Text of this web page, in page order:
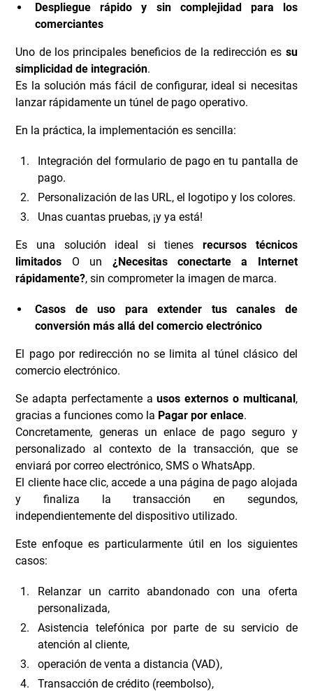
Despliegue rápido y sin complejidad para los
comerciantes
Uno de los principales beneficios de la redirección es su
simplicidad de integración.
Es la solución más fácil de configurar, ideal si necesitas
lanzar rápidamente un túnel de pago operativo.
En la práctica, la implementación es sencilla:
Integración del formulario de pago en tu pantalla de
pago.
Personalización de las URL, el logotipo y los colores.
Unas cuantas pruebas, ¡y ya está!
Es una solución ideal si tienesrecursos técnicos
limitados O un ¿Necesitas conectarte a Internet
rápidamente?, sin comprometer la imagen de marca.
Casos de uso para extender tus canales de
conversión más allá del comercio electrónico
El pago por redirección no se limita al túnel clásico del
comercio electrónico.
Se adapta perfectamente ausos externos o multicanal,
gracias a funciones como la Pagar por enlace.
Concretamente, generas un enlace de pago seguro y
personalizado al contexto de la transacción, que se
enviará por correo electrónico, SMS o WhatsApp.
El cliente hace clic, accede a una página de pago alojada
y finaliza la transacción en segundos,
independientemente del dispositivo utilizado.
Este enfoque es particularmente útil en los siguientes
casos:
Relanzar un carrito abandonado con una oferta
personalizada,
Asistencia telefónica por parte de su servicio de
atención al cliente,
operación de venta a distancia (VAD),
Transacción de crédito (reembolso),